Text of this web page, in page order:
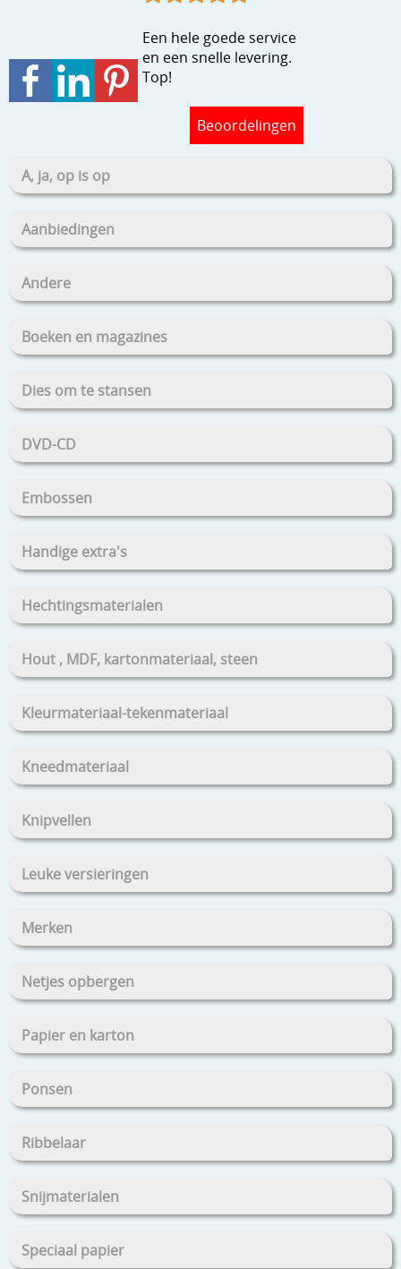
Template, mask, stencils, grids
Wat nog, een creatief kijkje
Een hele goede service
en een snelle levering.
Top!
Beoordelingen
A, ja, op is op
Aanbiedingen
Andere
Boeken en magazines
Dies om te stansen
DVD-CD
Embossen
Handige extra's
Hechtingsmaterialen
Hout , MDF, kartonmateriaal, steen
Kleurmateriaal-tekenmateriaal
Kneedmateriaal
Knipvellen
Leuke versieringen
Merken
Netjes opbergen
Papier en karton
Ponsen
Ribbelaar
Snijmaterialen
Speciaal papier